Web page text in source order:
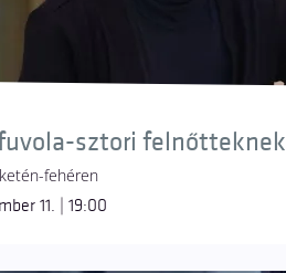
sztori felnőtteknek
fehéren
11. | 19:00